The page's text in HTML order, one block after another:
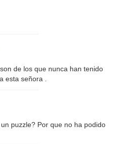
de los que nunca han tenido
esta señora .
puzzle? Por que no ha podido